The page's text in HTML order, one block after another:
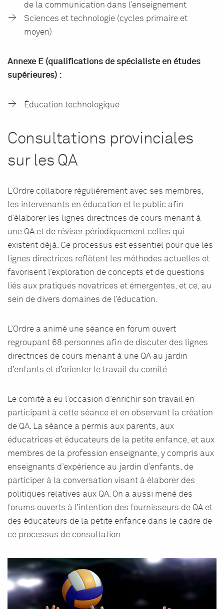
de la communication dans l’enseignement
Sciences et technologie (cycles primaire et
moyen)
Annexe E (qualifications de spécialiste en études
supérieures) :
Éducation technologique
Consultations provinciales
sur les QA
L’Ordre collabore régulièrement avec ses membres,
les intervenants en éducation et le public afin
d’élaborer les lignes directrices de cours menant à
une QA et de réviser périodiquement celles qui
existent déjà. Ce processus est essentiel pour que les
lignes directrices reflètent les méthodes actuelles et
favorisent l’exploration de concepts et de questions
liés aux pratiques novatrices et émergentes, et ce, au
sein de divers domaines de l’éducation.
L’Ordre a animé une séance en forum ouvert
regroupant 68 personnes afin de discuter des lignes
directrices de cours menant à une QA au jardin
d’enfants et d’orienter le travail du comité.
Le comité a eu l’occasion d’enrichir son travail en
participant à cette séance et en observant la création
de QA. La séance a permis aux parents, aux
éducatrices et éducateurs de la petite enfance, et aux
membres de la profession enseignante, y compris aux
enseignants d’expérience au jardin d’enfants, de
participer à la conversation visant à élaborer des
politiques relatives aux QA. On a aussi mené des
forums ouverts à l’intention des fournisseurs de QA et
des éducateurs de la petite enfance dans le cadre de
ce processus de consultation.